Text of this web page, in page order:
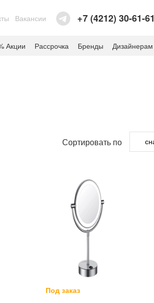
Вакансии +7 (4212) 30-61-61
Акции Рассрочка Бренды Дизайнерам
Сортировать по
Под заказ